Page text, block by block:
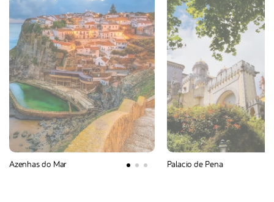
Azenhas do Mar Palacio de Pena